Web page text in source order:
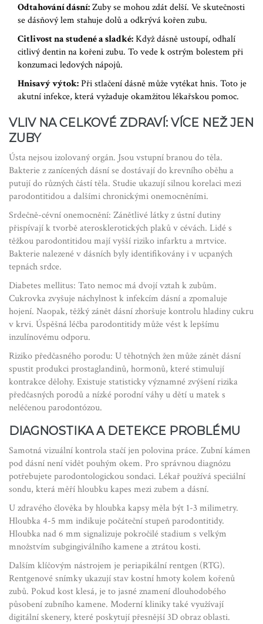
Odtahování dásní:Zuby se mohou zdát delší. Ve skutečnosti
se dásňový lem stahuje dolů a odkrývá kořen zubu.
Citlivost na studené a sladké:Když dásně ustoupí, odhalí
citlivý dentin na kořeni zubu. To vede k ostrým bolestem při
konzumaci ledových nápojů.
Hnisavý výtok:Při stlačení dásně může vytékat hnis. Toto je
akutní infekce, která vyžaduje okamžitou lékařskou pomoc.
VLIV NA CELKOVÉ ZDRAVÍ: VÍCE NEŽ JEN
ZUBY
Ústa nejsou izolovaný orgán. Jsou vstupní branou do těla.
Bakterie z zanícených dásní se dostávají do krevního oběhu a
putují do různých částí těla. Studie ukazují silnou korelaci mezi
parodontitidou a dalšími chronickými onemocněními.
Srdečně-cévní onemocnění: Zánětlivé látky z ústní dutiny
přispívají k tvorbě aterosklerotických plaků v cévách. Lidé s
těžkou parodontitidou mají vyšší riziko infarktu a mrtvice.
Bakterie nalezené v dásních byly identifikovány i v ucpaných
tepnách srdce.
Diabetes mellitus: Tato nemoc má dvojí vztah k zubům.
Cukrovka zvyšuje náchylnost k infekcím dásní a zpomaluje
hojení. Naopak, těžký zánět dásní zhoršuje kontrolu hladiny cukru
v krvi. Úspěšná léčba parodontitidy může vést k lepšímu
inzulínovému odporu.
Riziko předčasného porodu: U těhotných žen může zánět dásní
spustit produkci prostaglandinů, hormonů, které stimulují
kontrakce dělohy. Existuje statisticky významné zvýšení rizika
předčasných porodů a nízké porodní váhy u dětí u matek s
neléčenou parodontózou.
DIAGNOSTIKA A DETEKCE PROBLÉMU
Samotná vizuální kontrola stačí jen polovina práce. Zubní kámen
pod dásní není vidět pouhým okem. Pro správnou diagnózu
potřebujeteparodontologickou sondaci. Lékař používá speciální
sondu, která měří hloubku kapes mezi zubem a dásní.
U zdravého člověka by hloubka kapsy měla být 1-3 milimetry.
Hloubka 4-5 mm indikuje počáteční stupeň parodontitidy.
Hloubka nad 6 mm signalizuje pokročilé stadium s velkým
množstvím subgingiválního kamene a ztrátou kosti.
Dalším klíčovým nástrojem jeperiapikální rentgen (RTG).
Rentgenové snímky ukazují stav kostní hmoty kolem kořenů
zubů. Pokud kost klesá, je to jasné znamení dlouhodobého
působení zubního kamene. Moderní kliniky také využívají
digitální skenery, které poskytují přesnější 3D obraz oblasti.